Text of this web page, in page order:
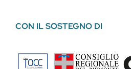
CON IL SOSTEGNO DI